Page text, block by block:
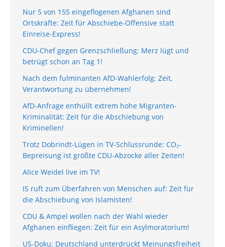
Nur 5 von 155 eingeflogenen Afghanen sind
Ortskräfte: Zeit für Abschiebe-Offensive statt
Einreise-Express!
CDU-Chef gegen Grenzschließung: Merz lügt und
betrügt schon an Tag 1!
Nach dem fulminanten AfD-Wahlerfolg: Zeit,
Verantwortung zu übernehmen!
AfD-Anfrage enthüllt extrem hohe Migranten-
Kriminalität: Zeit für die Abschiebung von
Kriminellen!
Trotz Dobrindt-Lügen in TV-Schlussrunde: CO₂-
Bepreisung ist größte CDU-Abzocke aller Zeiten!
Alice Weidel live im TV!
IS ruft zum Überfahren von Menschen auf: Zeit für
die Abschiebung von Islamisten!
CDU & Ampel wollen nach der Wahl wieder
Afghanen einfliegen: Zeit für ein Asylmoratorium!
US-Doku: Deutschland unterdrückt Meinungsfreiheit